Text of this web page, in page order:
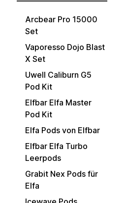
Arcbear Pro 15000
Set
Vaporesso Dojo Blast
X Set
Uwell Caliburn G5
Pod Kit
Elfbar Elfa Master
Pod Kit
Elfa Pods von Elfbar
Elfbar Elfa Turbo
Leerpods
Grabit Nex Pods für
Elfa